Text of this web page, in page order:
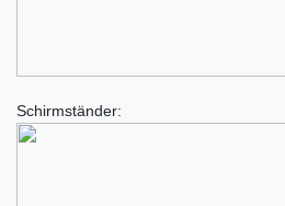
Schirmständer: